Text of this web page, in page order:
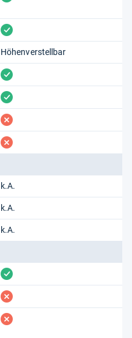
vorhanden
Höhenverstellbar
vorhanden
vorhanden
fehlt
fehlt
k.A.
k.A.
k.A.
vorhanden
fehlt
fehlt